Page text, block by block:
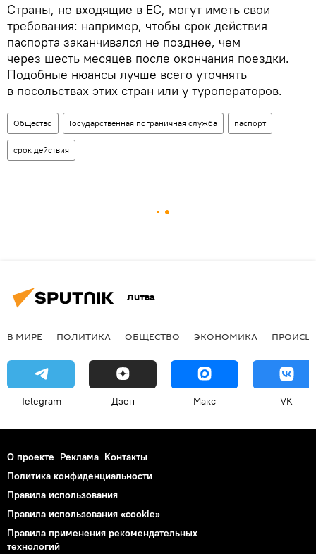
Страны, не входящие в ЕС, могут иметь свои
требования: например, чтобы срок действия
паспорта заканчивался не позднее, чем
через шесть месяцев после окончания поездки.
Подобные нюансы лучше всего уточнять
в посольствах этих стран или у туроператоров.
Общество Государственная пограничная служба паспорт
срок действия
Литва
В МИРЕ ПОЛИТИКА ОБЩЕСТВО ЭКОНОМИКА
Telegram Дзен Макс VK
О проекте Реклама Контакты
Политика конфиденциальности
Правила использования
Правила использования «cookie»
Правила применения рекомендательных
технологий